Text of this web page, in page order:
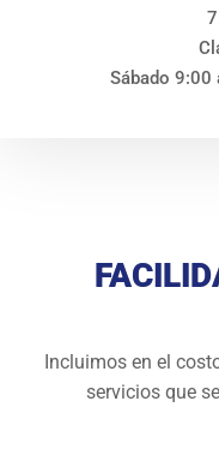
Sábado 9:00
Incluimos en el
servicios que